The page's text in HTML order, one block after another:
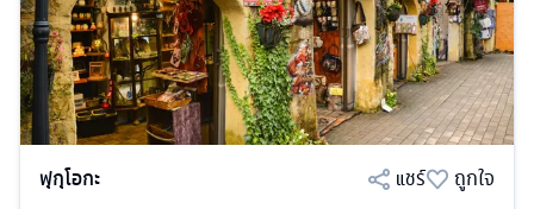
ฟุกุโอกะ แชร์
ถูกใจ